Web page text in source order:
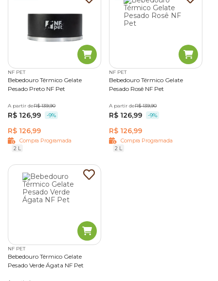
NF PET
Bebedouro Térmico Gelate
Pesado Preto NF Pet
A partir deR$ 139,90
R$ 126,99 -9%
R$ 126,99
Compra Programada
2 L
NF PET
Bebedouro Térmico Gelate
Pesado Rosê NF Pet
A partir deR$ 139,90
R$ 126,99 -9%
R$ 126,99
Compra Programada
2 L
NF PET
Bebedouro Térmico Gelate
Pesado Verde Ágata NF Pet